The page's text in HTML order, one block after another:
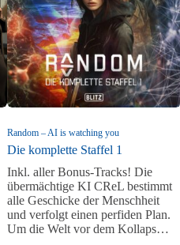
Random – AI is watching you
Die komplette Staffel 1
Inkl. aller Bonus-Tracks! Die
übermächtige KI CReL bestimmt
alle Geschicke der Menschheit
und verfolgt einen perfiden Plan.
Um die Welt vor dem Kollaps…